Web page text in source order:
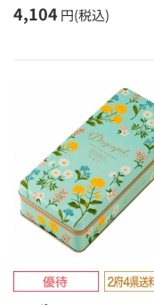
4,104 円(税込)